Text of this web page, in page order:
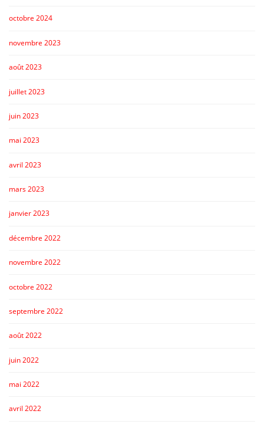
octobre 2024
novembre 2023
août 2023
juillet 2023
juin 2023
mai 2023
avril 2023
mars 2023
janvier 2023
décembre 2022
novembre 2022
octobre 2022
septembre 2022
août 2022
juin 2022
mai 2022
avril 2022